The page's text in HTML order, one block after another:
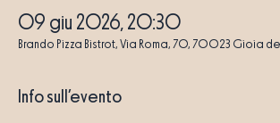
09 giu 2026, 20:30
Brando Pizza Bistrot, Via Roma, 70, 70023 Gioia
Info sull'evento